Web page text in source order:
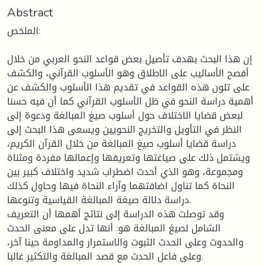
Abstract
الملخص:
إن هذا البحث بهدف تأصيل بعض قواعد النحو العربي من خلال
أفصح الأساليب على الاطلاق وهو الأسلوب القرآني، والكشف
على تلون هذه القواعد في تقديم هذا الأسلوب والكشف عن
أهمية دراسة النحو في ظل الأسلوب القرآني كما أن فيه حسنا
لبعض قضايا الاختلاف حول أسلوب صيغ المبالغة ودعوة إلى
النظر في التأويل والتخريج النحويين ويسعى هذا البحث إلى
دراسة قضايا أسلوب صيغ المبالغة من خلال القرآن الكريم،
ويشتمل ذلك على صياغتها وتعريفها وإعمالها مفردة ومثناة
ومجموعة، وهو الذي أحدث اضطراب شديد واختلاف كبير بين
النحاة كما تناول اضافتهما وآراء النحاة فيها وحاول كذلك
دراسة دلالة صيغة المبالغة القياسية وتنوعها.
وقد توصلت هذه الدراسة إلى نتائج أهمها أن التعريف
الشامل لصيغ المبالغة هو: أنها تدل على معنى الحدث
والحدوث وعلى الحدث الثبوت والاستمرار والمداومة حينا آخر،
وعلى فاعل الحدث مع قصد المبالغة والتكثير غالبا.